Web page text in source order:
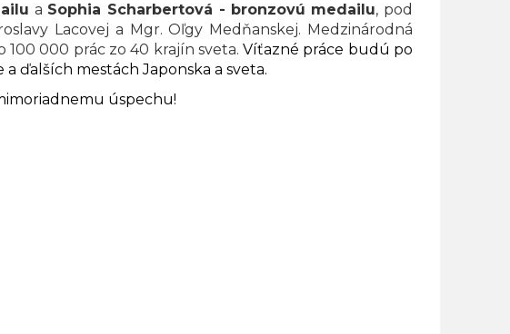
a Sophia Scharbertová - bronzovú medailu, pod
Lacovej a Mgr. Oľgy Medňanskej. Medzinárodná
100 000 prác zo 40 krajín sveta.Víťazné práce budú po
ďalších mestách Japonska a sveta.
úspechu!